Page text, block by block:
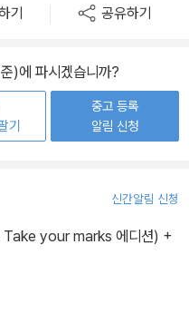
기 공유하기
)에 파시겠습니까?
기
중고 등록
알림 신청
신간알림 신청
Take your marks 에디션) +